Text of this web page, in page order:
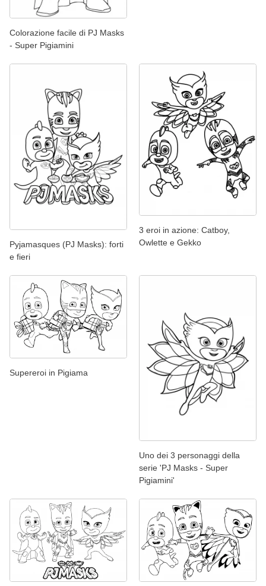
Colorazione facile di PJ Masks
- Super Pigiamini
Pyjamasques (PJ Masks): forti
e fieri
3 eroi in azione: Catboy,
Owlette e Gekko
Supereroi in Pigiama
Uno dei 3 personaggi della
serie 'PJ Masks - Super
Pigiamini'